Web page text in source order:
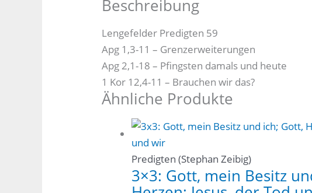
Beschreibung
Lengefelder Predigten 59
Apg 1,3-11 – Grenzerweiterungen
Apg 2,1-18 – Pfingsten damals und heute
1 Kor 12,4-11 – Brauchen wir das?
Ähnliche Produkte
Predigten (Stephan Zeibig)
3×3: Gott, mein Besitz